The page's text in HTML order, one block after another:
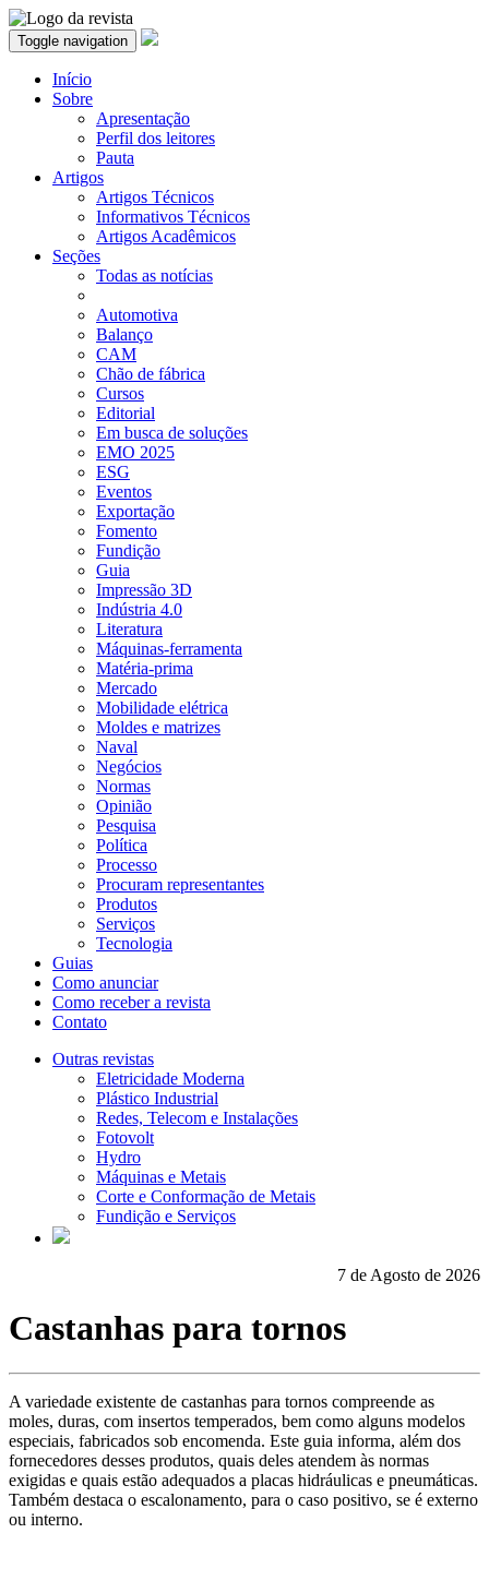
Toggle navigation
Início
Sobre
Apresentação
Perfil dos leitores
Pauta
Artigos
Artigos Técnicos
Informativos Técnicos
Artigos Acadêmicos
Seções
Todas as notícias
Automotiva
Balanço
CAM
Chão de fábrica
Cursos
Editorial
Em busca de soluções
EMO 2025
ESG
Eventos
Exportação
Fomento
Fundição
Guia
Impressão 3D
Indústria 4.0
Literatura
Máquinas-ferramenta
Matéria-prima
Mercado
Mobilidade elétrica
Moldes e matrizes
Naval
Negócios
Normas
Opinião
Pesquisa
Política
Processo
Procuram representantes
Produtos
Serviços
Tecnologia
Guias
Como anunciar
Como receber a revista
Contato
Outras revistas
Eletricidade Moderna
Plástico Industrial
Redes, Telecom e Instalações
Fotovolt
Hydro
Máquinas e Metais
Corte e Conformação de Metais
Fundição e Serviços
7 de Agosto de 2026
Castanhas para tornos
A variedade existente de castanhas para tornos compreende as
moles, duras, com insertos temperados, bem como alguns modelos
especiais, fabricados sob encomenda. Este guia informa, além dos
fornecedores desses produtos, quais deles atendem às normas
exigidas e quais estão adequados a placas hidráulicas e pneumáticas.
Também destaca o escalonamento, para o caso positivo, se é externo
ou interno.